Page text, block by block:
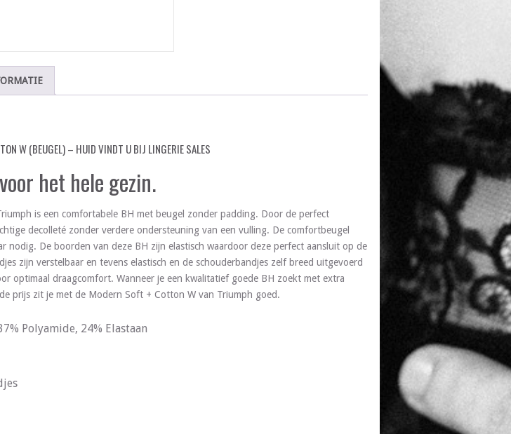
W (BEUGEL) – HUID VINDT U BIJ LINGERIE SALES
het hele gezin.
is een comfortabele BH met beugel zonder padding. Door de perfect
decolleté zonder verdere ondersteuning van een vulling. De comfortbeugel
nodig. De boorden van deze BH zijn elastisch waardoor deze perfect aansluit op de
zijn verstelbaar en tevens elastisch en de schouderbandjes zelf breed uitgevoerd
optimaal draagcomfort. Wanneer je een kwalitatief goede BH zoekt met extra
prijs zit je met de Modern Soft + Cotton W van Triumph goed.
Polyamide, 24% Elastaan